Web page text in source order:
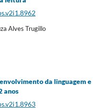
Alves Trugillo
da linguagem e
anos